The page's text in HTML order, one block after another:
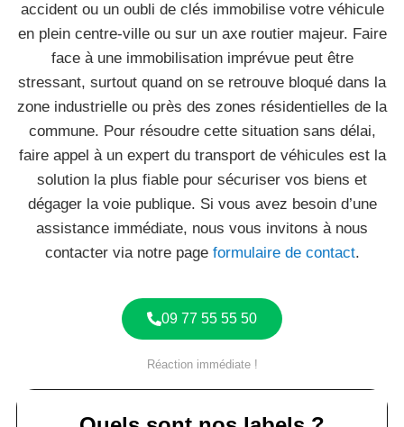
accident ou un oubli de clés immobilise votre véhicule
en plein centre-ville ou sur un axe routier majeur. Faire
face à une immobilisation imprévue peut être
stressant, surtout quand on se retrouve bloqué dans la
zone industrielle ou près des zones résidentielles de la
commune. Pour résoudre cette situation sans délai,
faire appel à un expert du transport de véhicules est la
solution la plus fiable pour sécuriser vos biens et
dégager la voie publique. Si vous avez besoin d’une
assistance immédiate, nous vous invitons à nous
contacter via notre page formulaire de contact.
09 77 55 55 50
Réaction immédiate !